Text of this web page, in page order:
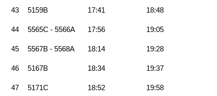
43 5159B 17:41 18:48
44 5565C - 5566A 17:56 19:05
45 5567B - 5568A 18:14 19:28
46 5167B 18:34 19:37
47 5171C 18:52 19:58